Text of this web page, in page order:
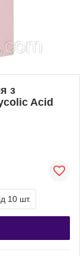
з
Acid
10 шт.